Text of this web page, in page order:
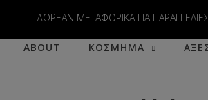
ΔΩΡΕΑΝ ΜΕΤΑΦΟΡΙΚΑ ΓΙΑ
ABOUT ΚΟΣΜΗΜΑ